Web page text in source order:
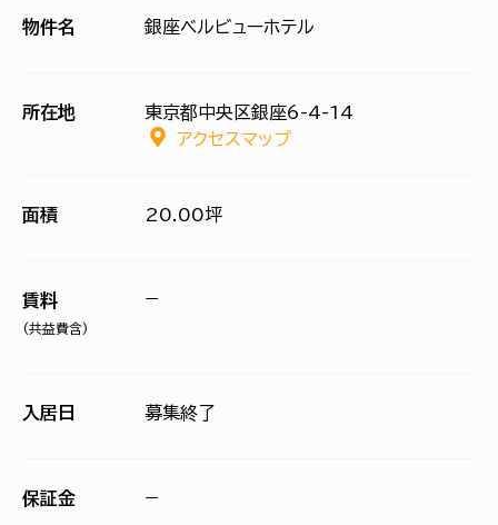
物件名 銀座ベルビューホテル
所在地
東京都中央区銀座6-4-14
アクセスマップ
面積 20.00坪
賃料
(共益費含)
−
入居日 募集終了
保証金 −